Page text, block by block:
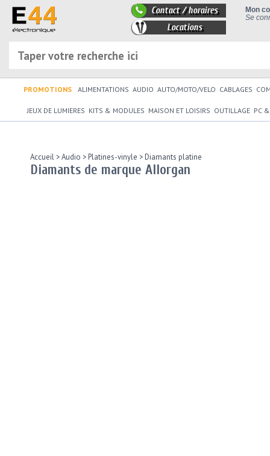
Mon
Se
Contact / horaires
Locations
PROMOTIONS ALIMENTATIONS AUDIO AUTO/MOTO/VELO CABLAGES
JEUX DE LUMIERES KITS & MODULES MAISON ET LOISIRS OUTILLAGE PC
Accueil >Audio >Platines-vinyle >Diamants platine
Diamants de marque Allorgan